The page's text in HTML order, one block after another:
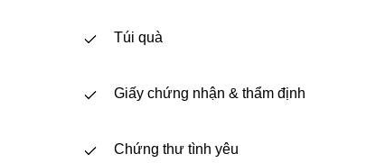
Túi quà
Giấy chứng nhận & thẩm định
Chứng thư tình yêu